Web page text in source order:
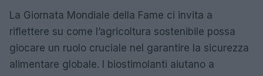
La Giornata Mondiale della Fame ci invita a
riflettere su come l’agricoltura sostenibile possa
giocare un ruolo cruciale nel garantire la sicurezza
alimentare globale. I biostimolanti aiutano a